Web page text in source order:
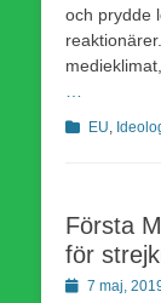
och prydde
Kategorier
EU
Första
för
Publicerad
7 maj,